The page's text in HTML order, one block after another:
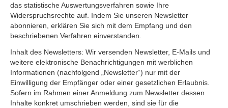
das statistische Auswertungsverfahren sowie Ihre
Widerspruchsrechte auf. Indem Sie unseren Newsletter
abonnieren, erklären Sie sich mit dem Empfang und den
beschriebenen Verfahren einverstanden.
Inhalt des Newsletters: Wir versenden Newsletter, E-Mails und
weitere elektronische Benachrichtigungen mit werblichen
Informationen (nachfolgend „Newsletter“) nur mit der
Einwilligung der Empfänger oder einer gesetzlichen Erlaubnis.
Sofern im Rahmen einer Anmeldung zum Newsletter dessen
Inhalte konkret umschrieben werden, sind sie für die